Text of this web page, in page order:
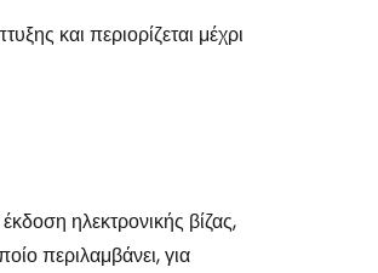
και περιορίζεται μέχρι
έκδοση ηλεκτρονικής βίζας,
περιλαμβάνει, για